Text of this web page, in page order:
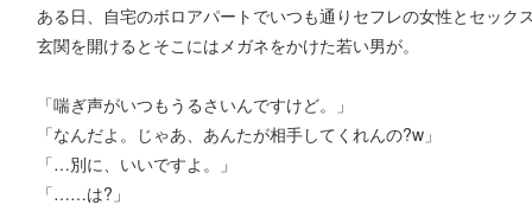
ある日、自宅のボロアパートでいつも通りセフレの女性とセッ
玄関を開けるとそこにはメガネをかけた若い男が。
「喘ぎ声がいつもうるさいんですけど。」
「なんだよ。じゃあ、あんたが相手してくれんの?w」
「…別に、いいですよ。」
「……は?」